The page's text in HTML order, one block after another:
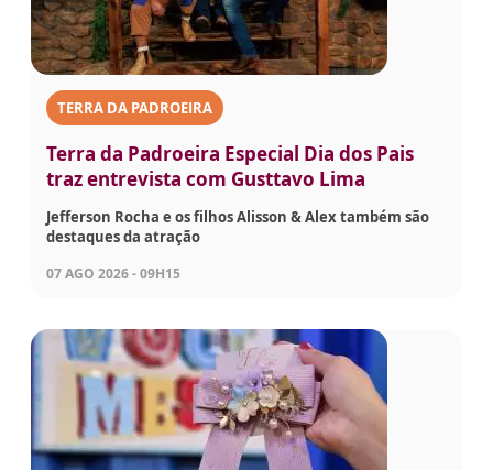
TERRA DA PADROEIRA
Terra da Padroeira Especial Dia dos Pais
traz entrevista com Gusttavo Lima
Jefferson Rocha e os filhos Alisson & Alex também são
destaques da atração
07 AGO 2026 - 09H15